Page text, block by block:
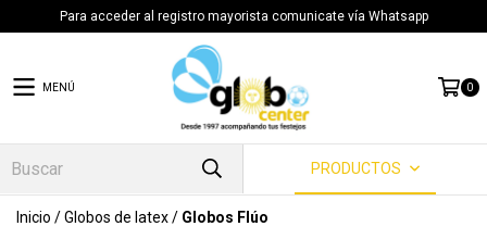
Para acceder al registro mayorista comunicate vía Whatsapp
MENÚ 0
PRODUCTOS
Inicio /Globos de latex/ Globos Flúo